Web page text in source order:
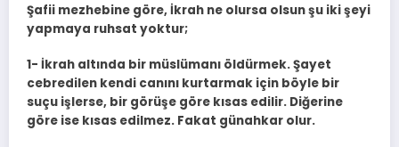
Şafii mezhebine göre, İkrah ne olursa olsun şu iki şeyi
yapmaya ruhsat yok­tur;
1- İkrah altında bir müslümanı öldürmek. Şayet
cebredilen kendi canını kurtarmak için böyle bir
suçu işlerse, bir görüşe gö­re kısas edilir. Diğerine
göre ise kısas edilmez. Fakat günahkar olur.